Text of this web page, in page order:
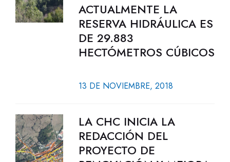
ACTUALMENTE LA
RESERVA HIDRÁULICA ES
DE 29.883
HECTÓMETROS CÚBICOS
13 DE NOVIEMBRE, 2018
LA CHC INICIA LA
REDACCIÓN DEL
PROYECTO DE